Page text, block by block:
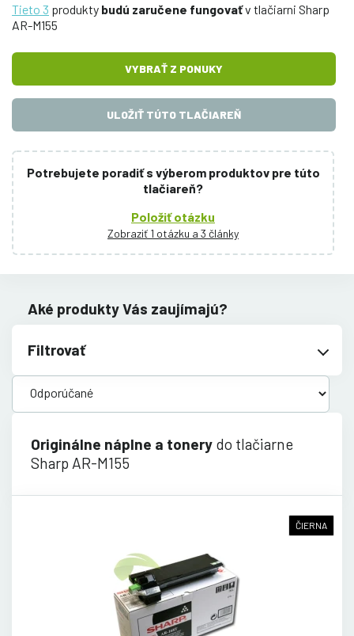
Tieto 3 produkty budú zaručene fungovaťv tlačiarni Sharp
AR-M155
VYBRAŤ Z PONUKY
ULOŽIŤ TÚTO TLAČIAREŇ
Potrebujete poradiť s výberom produktov pre túto
tlačiareň?
Položiť otázku
Zobraziť 1 otázku a 3 články
Aké produkty Vás zaujímajú?
Filtrovať
Originálne náplne a tonery do tlačiarne
Sharp AR-M155
ČIERNA